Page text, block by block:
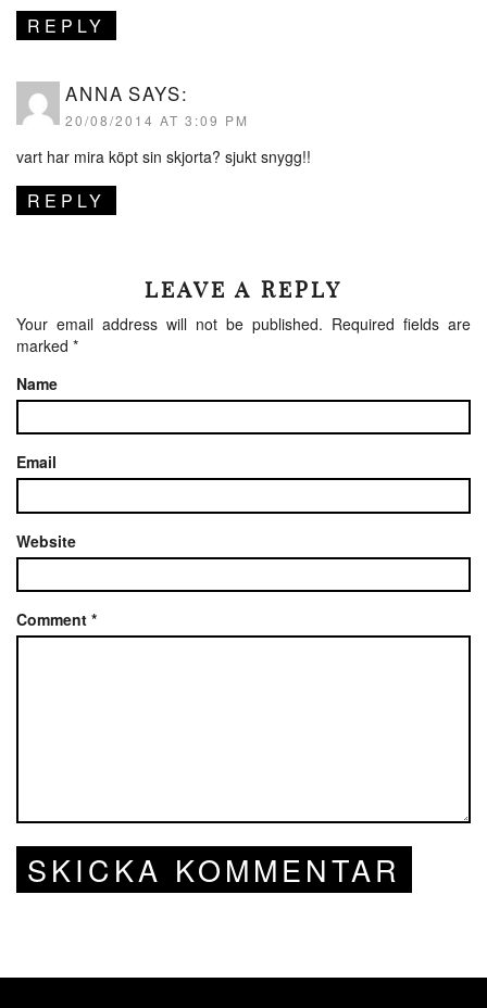
REPLY
ANNA SAYS:
20/08/2014 AT 3:09 PM
vart har mira köpt sin skjorta? sjukt snygg!!
REPLY
LEAVE A REPLY
Your email address will not be published. Required fields are
marked *
Name
Email
Website
Comment *
SKICKA KOMMENTAR